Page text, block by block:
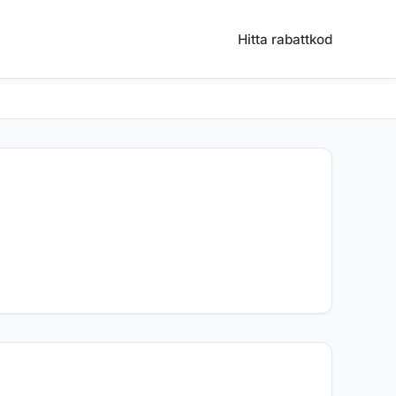
Hitta rabattkod